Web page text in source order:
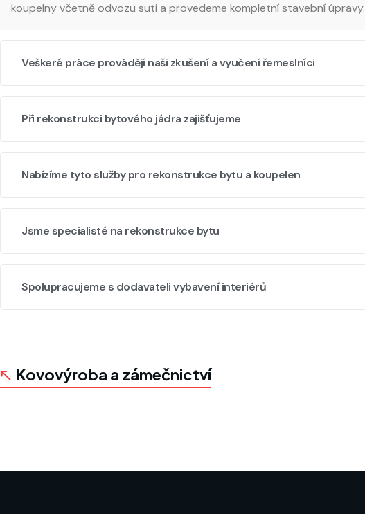
koupelny včetně odvozu suti a provedeme kompletní stavební úpravy.
Veškeré práce provádějí naši zkušení a vyučení řemeslníci
Při rekonstrukci bytového jádra zajišťujeme
Nabízíme tyto služby pro rekonstrukce bytu a koupelen
Jsme specialisté na rekonstrukce bytu
Spolupracujeme s dodavateli vybavení interiérů
Kovovýroba a zámečnictví